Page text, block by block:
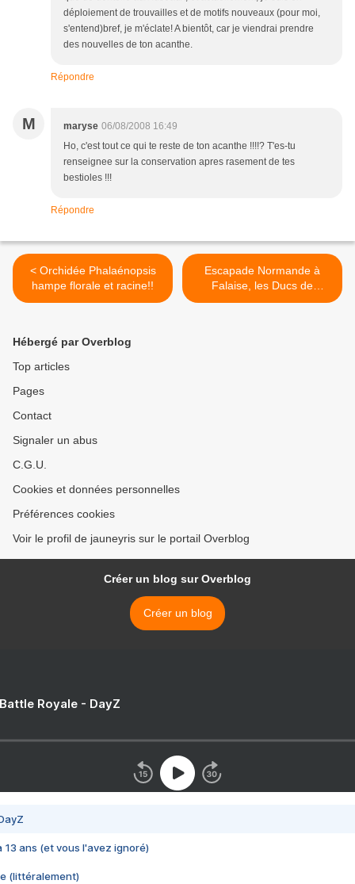
déploiement de trouvailles et de motifs nouveaux (pour moi,
s'entend)bref, je m'éclate! A bientôt, car je viendrai prendre
des nouvelles de ton acanthe.
Répondre
M maryse 06/08/2008 16:49
Ho, c'est tout ce qui te reste de ton acanthe !!!!? T'es-tu
renseignee sur la conservation apres rasement de tes
bestioles !!!
Répondre
< Orchidée Phalaénopsis
hampe florale et racine!!
Escapade Normande à
Falaise, les Ducs de
Normandie : Rollon >
Hébergé par Overblog
Top articles
Pages
Contact
Signaler un abus
C.G.U.
Cookies et données personnelles
Préférences cookies
Voir le profil de jauneyris sur le portail Overblog
Créer un blog sur Overblog
Créer un blog
Royale - DayZ
13 ans (et vous l'avez ignoré)
(littéralement)